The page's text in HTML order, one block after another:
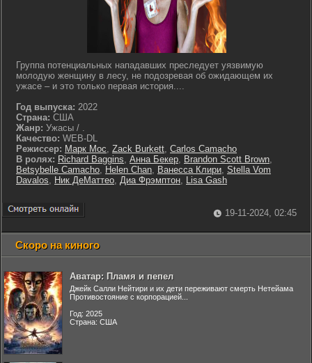
Группа потенциальных нападавших преследует уязвимую
молодую женщину в лесу, не подозревая об ожидающем их
ужасе – и это только первая история....
Год выпуска: 2022
Страна: США
Жанр: Ужасы / .
Качество: WEB-DL
Режиссер: Марк Мос, Zack Burkett, Carlos Camacho
В ролях: Richard Baggins, Анна Бекер, Brandon Scott Brown,
Betsybelle Camacho, Helen Chan, Ванесса Клири, Stella Vom
Davalos, Ник ДеМаттео, Диа Фрэмптон, Lisa Gash
19-11-2024, 02:45
Скоро на киного
Аватар: Пламя и пепел
Джейк Салли Нейтири и их дети переживают смерть Нетейама
Противостояние с корпорацией...
Год: 2025
Страна: США